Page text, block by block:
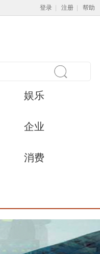
登录 注册 帮助
娱乐
企业
消费